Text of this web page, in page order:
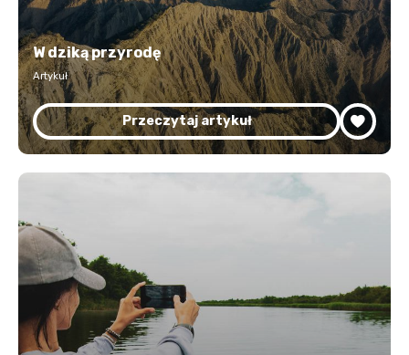
W dziką przyrodę
Artykuł
Przeczytaj artykuł